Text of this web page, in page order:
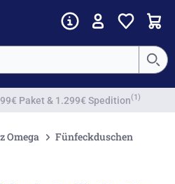
Omega Fünfeckduschen